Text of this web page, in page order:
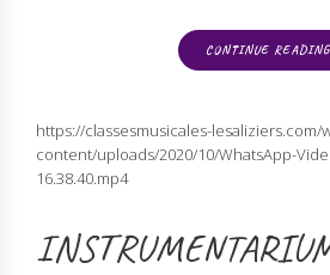
CONTINUE READING
https://classesmusicales-lesaliziers.com/
content/uploads/2020/10/WhatsApp-
16.38.40.mp4